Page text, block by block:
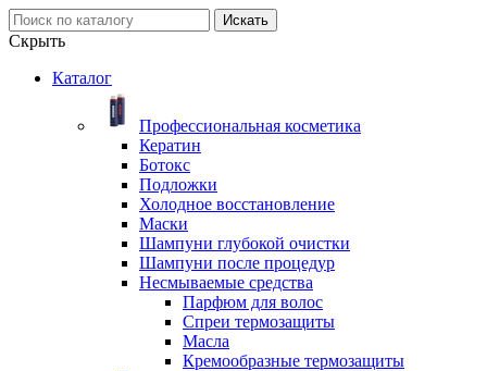
Искать
Скрыть
Каталог
Профессиональная косметика
Кератин
Ботокс
Подложки
Холодное восстановление
Маски
Шампуни глубокой очистки
Шампуни после процедур
Несмываемые средства
Парфюм для волос
Спреи термозащиты
Масла
Кремообразные термозащиты